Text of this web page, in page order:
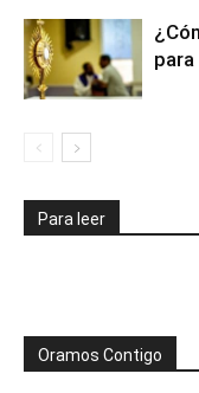
Para leer
Oramos Contigo